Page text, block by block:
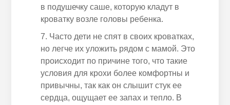
в подушечку саше, которую кладут в
кроватку возле головы ребенка.
Часто дети не спят в своих кроватках,
но легче их уложить рядом с мамой. Это
происходит по причине того, что такие
условия для крохи более комфортны и
привычны, так как он слышит стук ее
сердца, ощущает еезапах и тепло. В